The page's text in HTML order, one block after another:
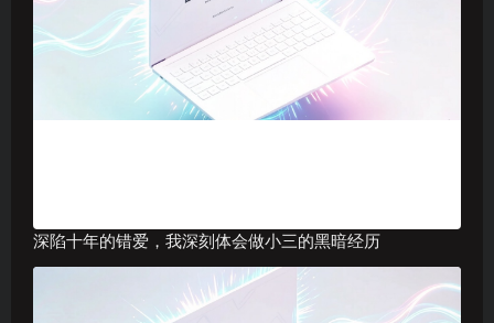
深陷十年的错爱，我深刻体会做小三的黑暗经历